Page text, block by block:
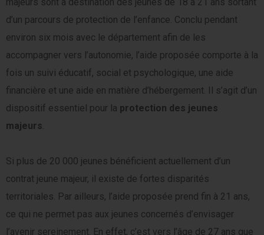
d’un parcours de protection de l’enfance. Conclu pendant
environ six mois avec le département afin de les
accompagner vers l’autonomie, l’aide proposée comporte à la
fois un suivi éducatif, social et psychologique, une aide
financière et une aide en matière d’hébergement. Il s’agit d’un
dispositif essentiel pour la protection des jeunes
majeurs.
Si plus de 20 000 jeunes bénéficient actuellement d’un
contrat jeune majeur, il existe de fortes disparités
territoriales. Par ailleurs, l’aide proposée prend fin à 21 ans,
ce qui ne permet pas aux jeunes concernés d’envisager
l’avenir sereinement. En effet, c’est vers l’âge de 27 ans que